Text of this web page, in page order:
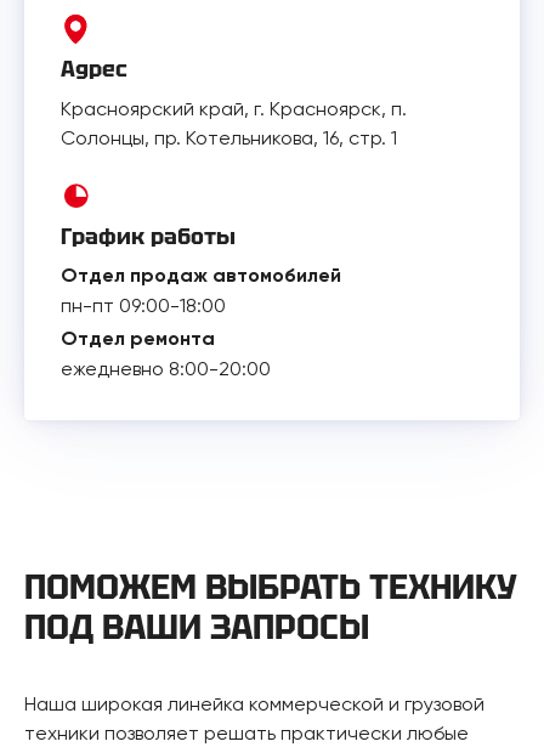
Адрес
Красноярский край, г. Красноярск, п.
Солонцы, пр. Котельникова, 16, стр. 1
График работы
Отдел продаж автомобилей
пн-пт 09:00-18:00
Отдел ремонта
ежедневно 8:00-20:00
ПОМОЖЕМ ВЫБРАТЬ ТЕХНИКУ
ПОД ВАШИ ЗАПРОСЫ
Наша широкая линейка коммерческой и грузовой
техники позволяет решать практически любые